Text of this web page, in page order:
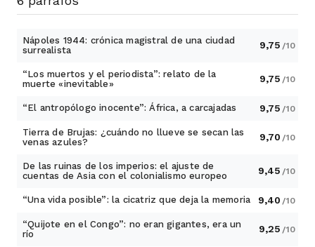
Nápoles 1944: crónica magistral de una ciudad
surrealista
9,75 /10
“Los muertos y el periodista”: relato de la
muerte «inevitable»
9,75 /10
“El antropólogo inocente”: África, a carcajadas 9,75 /10
Tierra de Brujas: ¿cuándo no llueve se secan las
venas azules?
9,70 /10
De las ruinas de los imperios: el ajuste de
cuentas de Asia con el colonialismo europeo
9,45 /10
“Una vida posible”: la cicatriz que deja la memoria 9,40 /10
“Quijote en el Congo”: no eran gigantes, era un
río
9,25 /10